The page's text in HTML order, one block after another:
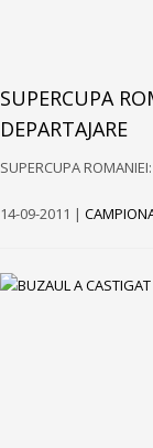
SUPERCUPA
DEPARTAJARE
SUPERCUPA
14-09-2011 |